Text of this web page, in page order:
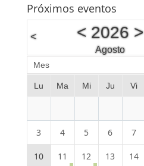
Próximos eventos
< < 2026>
Agosto
Mes
Lu Ma Mi Ju Vi
3 4 5 6 7
10 11 12 13 14